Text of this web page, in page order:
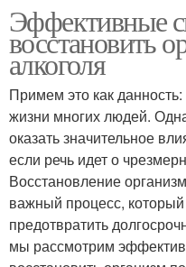
Эффективные
восстановить
алкоголя
Примем это как
жизни многих людей.
оказать значительное
если речь идет о
Восстановление
важный процесс,
предотвратить
мы рассмотрим